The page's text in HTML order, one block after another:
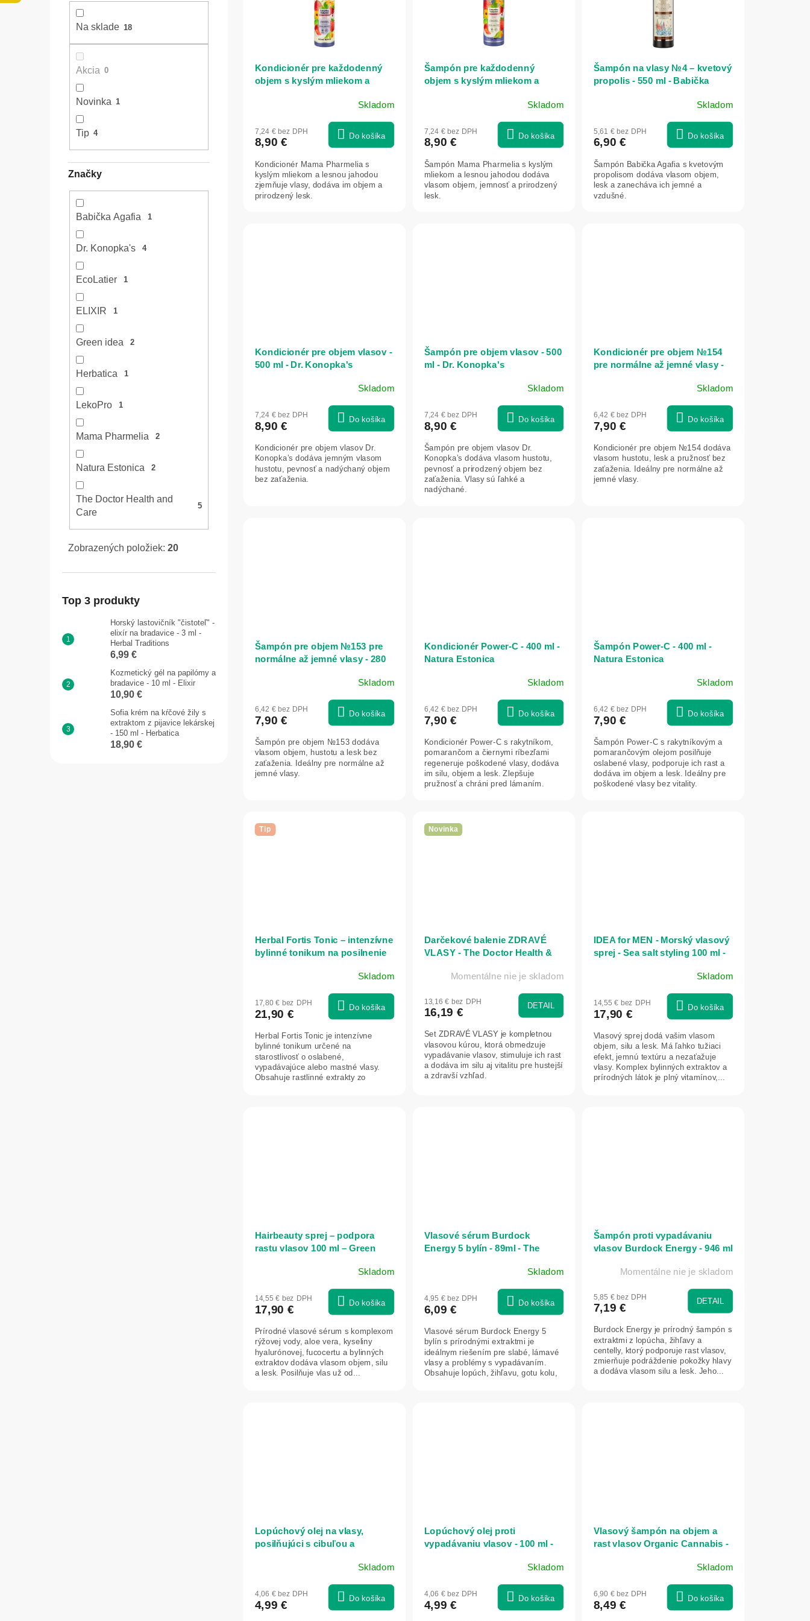
Na sklade 18
Akcia 0
Novinka 1
Tip 4
Značky
Babička Agafia 1
Dr. Konopka's 4
EcoLatier 1
ELIXIR 1
Green idea 2
Herbatica 1
LekoPro 1
Mama Pharmelia 2
Natura Estonica 2
The Doctor Health and
Care
5
Zobrazených položiek: 20
Top 3 produkty
Horský lastovičník "čistoteľ" -
elixír na bradavice - 3 ml -
Herbal Traditions
6,99 €
Kozmetický gél na papilómy a
bradavice - 10 ml - Elixir
10,90 €
Sofia krém na kŕčové žily s
extraktom z pijavice lekárskej
- 150 ml - Herbatica
18,90 €
Kondicionér pre každodenný
objem s kyslým mliekom a
Skladom
7,24 € bez DPH
8,90 € Do košíka
Kondicionér Mama Pharmelia s
kyslým mliekom a lesnou jahodou
zjemňuje vlasy, dodáva im objem a
prirodzený lesk.
Šampón pre každodenný
objem s kyslým mliekom a
Skladom
7,24 € bez DPH
8,90 € Do košíka
Šampón Mama Pharmelia s kyslým
mliekom a lesnou jahodou dodáva
vlasom objem, jemnosť a prirodzený
lesk.
Šampón na vlasy №4 – kvetový
propolis - 550 ml - Babička
produktu
je
5,0
5
hviezdičiek.
Skladom
5,61 € bez DPH
6,90 € Do košíka
Šampón Babička Agafia s kvetovým
propolisom dodáva vlasom objem,
lesk a zanecháva ich jemné a
vzdušné.
Kondicionér pre objem vlasov -
500 ml - Dr. Konopka's
Skladom
7,24 € bez DPH
8,90 €
Do košíka
Kondicionér pre objem vlasov Dr.
Konopka’s dodáva jemným vlasom
hustotu, pevnosť a nadýchaný objem
bez zaťaženia.
Šampón pre objem vlasov - 500
ml - Dr. Konopka's
Skladom
7,24 € bez DPH
8,90 €
Do košíka
Šampón pre objem vlasov Dr.
Konopka’s dodáva vlasom hustotu,
pevnosť a prirodzený objem bez
zaťaženia. Vlasy sú ľahké a
nadýchané.
Kondicionér pre objem №154
pre normálne až jemné vlasy -
Skladom
6,42 € bez DPH
7,90 €
Do košíka
Kondicionér pre objem №154 dodáva
vlasom hustotu, lesk a pružnosť bez
zaťaženia. Ideálny pre normálne až
jemné vlasy.
Šampón pre objem №153 pre
normálne až jemné vlasy - 280
Skladom
6,42 € bez DPH
7,90 €
Do košíka
Šampón pre objem №153 dodáva
vlasom objem, hustotu a lesk bez
zaťaženia. Ideálny pre normálne až
jemné vlasy.
Kondicionér Power-C - 400 ml -
Natura Estonica
Skladom
6,42 € bez DPH
7,90 €
Do košíka
Kondicionér Power-C s rakytníkom,
pomarančom a čiernymi ríbezľami
regeneruje poškodené vlasy, dodáva
im silu, objem a lesk. Zlepšuje
pružnosť a chráni pred lámaním.
Šampón Power-C - 400 ml -
Natura Estonica
Skladom
6,42 € bez DPH
7,90 €
Do košíka
Šampón Power-C s rakytníkovým a
pomarančovým olejom posilňuje
oslabené vlasy, podporuje ich rast a
dodáva im objem a lesk. Ideálny pre
poškodené vlasy bez vitality.
Tip
Herbal Fortis Tonic – intenzívne
bylinné tonikum na posilnenie
Skladom
17,80 € bez DPH
21,90 € Do košíka
Herbal Fortis Tonic je intenzívne
bylinné tonikum určené na
starostlivosť o oslabené,
vypadávajúce alebo mastné vlasy.
Obsahuje rastlinné extrakty zo
Novinka
Darčekové balenie ZDRAVÉ
VLASY - The Doctor Health &
Momentálne nie je skladom
13,16 € bez DPH
16,19 € DETAIL
Set ZDRAVÉ VLASY je kompletnou
vlasovou kúrou, ktorá obmedzuje
vypadávanie vlasov, stimuluje ich rast
a dodáva im silu aj vitalitu pre hustejší
a zdravší vzhľad.
IDEA for MEN - Morský vlasový
sprej - Sea salt styling 100 ml -
Skladom
14,55 € bez DPH
17,90 € Do košíka
Vlasový sprej dodá vašim vlasom
objem, silu a lesk. Má ľahko tužiaci
efekt, jemnú textúru a nezaťažuje
vlasy. Komplex bylinných extraktov a
prírodných látok je plný vitamínov,...
Hairbeauty sprej – podpora
rastu vlasov 100 ml – Green
Skladom
14,55 € bez DPH
17,90 €
Do košíka
Prírodné vlasové sérum s komplexom
rýžovej vody, aloe vera, kyseliny
hyalurónovej, fucocertu a bylinných
extraktov dodáva vlasom objem, silu
a lesk. Posilňuje vlas už od...
Vlasové sérum Burdock
Energy 5 bylín - 89ml - The
Skladom
4,95 € bez DPH
6,09 €
Do košíka
Vlasové sérum Burdock Energy 5
bylín s prírodnými extraktmi je
ideálnym riešením pre slabé, lámavé
vlasy a problémy s vypadávaním.
Obsahuje lopúch, žihľavu, gotu kolu,
Šampón proti vypadávaniu
vlasov Burdock Energy - 946 ml
Momentálne nie je skladom
5,85 € bez DPH
7,19 € DETAIL
Burdock Energy je prírodný šampón s
extraktmi z lopúcha, žihľavy a
centelly, ktorý podporuje rast vlasov,
zmierňuje podráždenie pokožky hlavy
a dodáva vlasom silu a lesk. Jeho...
Lopúchový olej na vlasy,
posilňujúci s cibuľou a
Skladom
4,06 € bez DPH
4,99 €
Do košíka
Lopúchový olej proti
vypadávaniu vlasov - 100 ml -
Skladom
4,06 € bez DPH
4,99 €
Do košíka
Vlasový šampón na objem a
rast vlasov Organic Cannabis -
Skladom
6,90 € bez DPH
8,49 €
Do košíka